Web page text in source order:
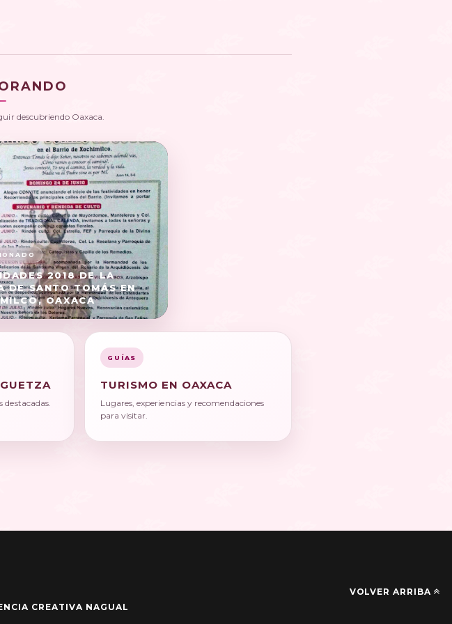
descubriendo Oaxaca.
2018 DE LA
DE SANTO TOMÁS EN
OAXACA
destacadas.
GUÍAS
TURISMO EN OAXACA
Lugares, experiencias y recomendaciones
para visitar.
VOLVER ARRIBA
CREATIVA NAGUAL